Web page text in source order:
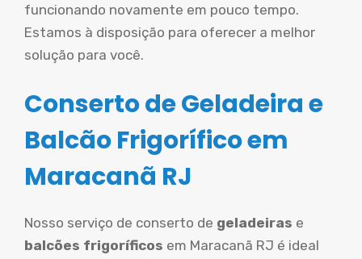
funcionando novamente em pouco tempo.
Estamos à disposição para oferecer a melhor
solução para você.
Conserto de Geladeira e
Balcão Frigorífico em
Maracanã RJ
Nosso serviço de conserto de geladeiras e
balcões frigoríficos em Maracanã RJ é ideal